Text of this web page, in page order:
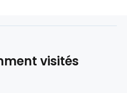
visités